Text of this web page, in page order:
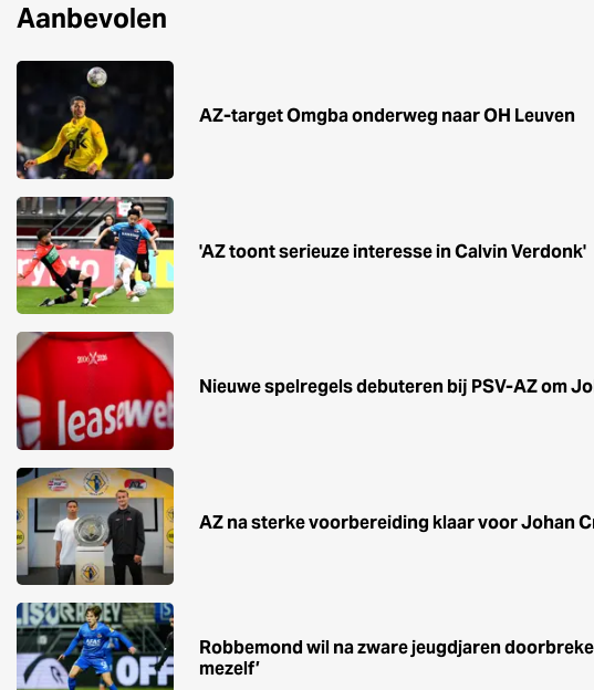
Aanbevolen
AZ-target Omgba onderweg naar OH Leuven
'AZ toont serieuze interesse in Calvin Verdonk'
Nieuwe spelregels debuteren bij PSV-AZ om
AZ na sterke voorbereiding klaar voor Johan
Robbemond wil na zware jeugdjaren
mezelf’